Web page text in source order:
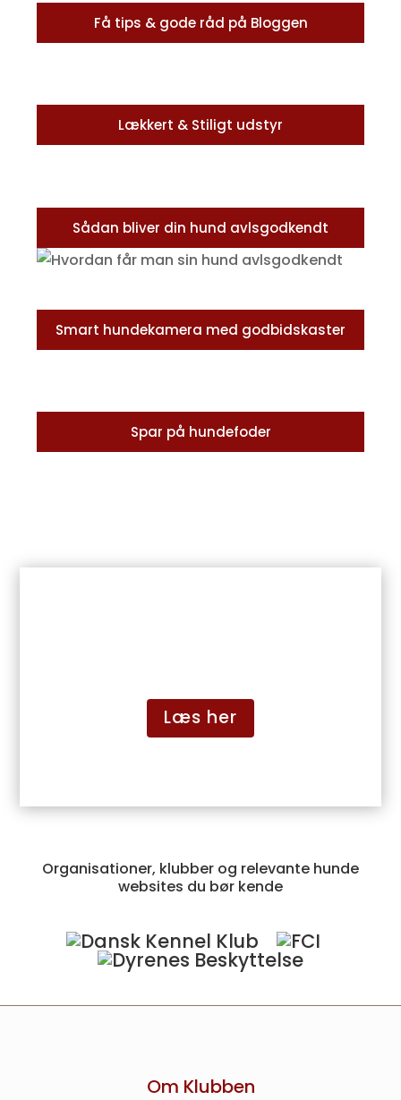
Få tips & gode råd på Bloggen
Lækkert & Stiligt udstyr
Sådan bliver din hund avlsgodkendt
Smart hundekamera med godbidskaster
Spar på hundefoder
Læs her
Organisationer, klubber og relevante hunde
websites du bør kende
Om Klubben